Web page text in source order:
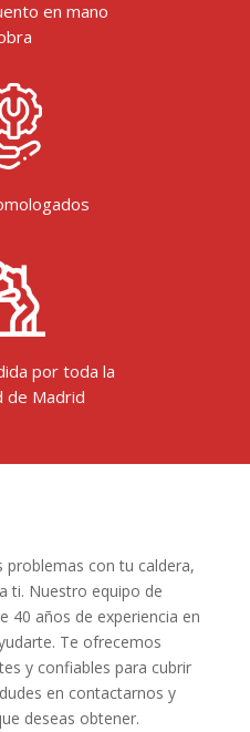
en mano
por toda la
de Madrid
problemas con tu caldera,
ti. Nuestro equipo de
40 años de experiencia en
Te ofrecemos
y confiables para cubrir
en contactarnos y
deseas obtener.